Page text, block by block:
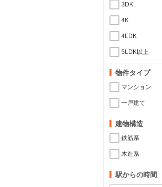
3DK
4K
4LDK
5LDK以上
物件タイプ
マンション
一戸建て
建物構造
鉄筋系
木造系
駅からの時間